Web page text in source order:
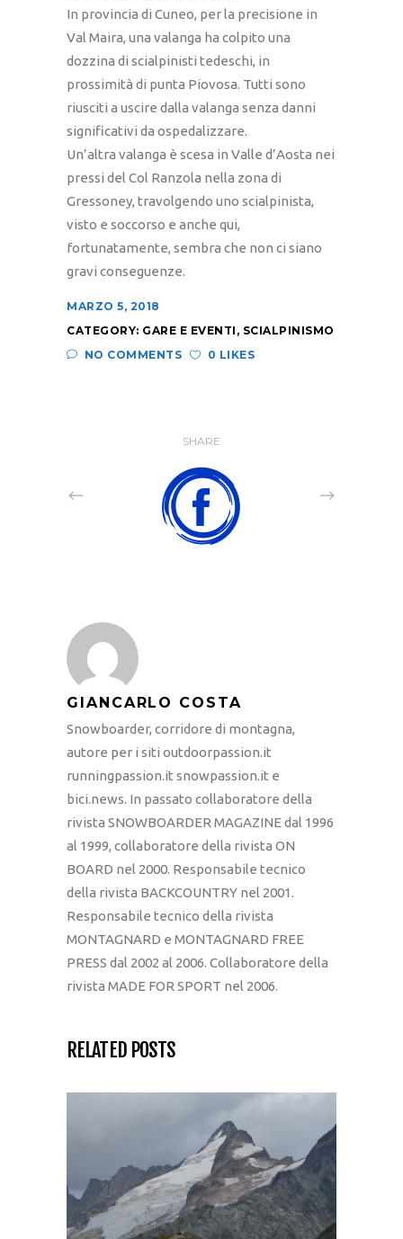
In provincia di Cuneo, per la precisione in
Val Maira, una valanga ha colpito una
dozzina di scialpinisti tedeschi, in
prossimità di punta Piovosa. Tutti sono
riusciti a uscire dalla valanga senza danni
significativi da ospedalizzare.
Un’altra valanga è scesa in Valle d’Aosta nei
pressi del Col Ranzola nella zona di
Gressoney, travolgendo uno scialpinista,
visto e soccorso e anche qui,
fortunatamente, sembra che non ci siano
gravi conseguenze.
MARZO 5, 2018
CATEGORY: GARE E EVENTI , SCIALPINISMO
NO COMMENTS
0 LIKES
SHARE
GIANCARLO COSTA
Snowboarder, corridore di montagna,
autore per i siti outdoorpassion.it
runningpassion.it snowpassion.it e
bici.news. In passato collaboratore della
rivista SNOWBOARDER MAGAZINE dal 1996
al 1999, collaboratore della rivista ON
BOARD nel 2000. Responsabile tecnico
della rivista BACKCOUNTRY nel 2001.
Responsabile tecnico della rivista
MONTAGNARD e MONTAGNARD FREE
PRESS dal 2002 al 2006. Collaboratore della
rivista MADE FOR SPORT nel 2006.
RELATED POSTS